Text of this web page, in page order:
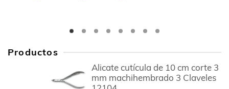
Productos
Alicate cutícula de 10 cm corte 3
mm machihembrado 3 Claveles